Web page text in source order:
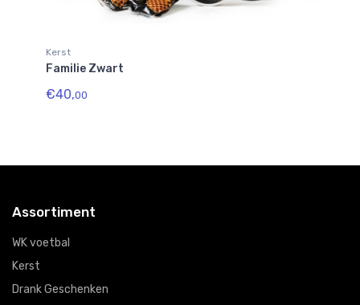
Kerst
Familie Zwart
€40,00
Assortiment
WK voetbal
Kerst
Drank Geschenken